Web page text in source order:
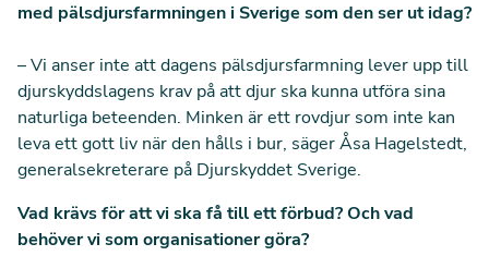
med pälsdjursfarmningen i Sverige som den ser ut idag?
– Vi anser inte att dagens pälsdjursfarmning lever upp till
djurskyddslagens krav på att djur ska kunna utföra sina
naturliga beteenden. Minken är ett rovdjur som inte kan
leva ett gott liv när den hålls i bur, säger Åsa Hagelstedt,
generalsekreterare på Djurskyddet Sverige.
Vad krävs för att vi ska få till ett förbud? Och vad
behöver vi som organisationer göra?